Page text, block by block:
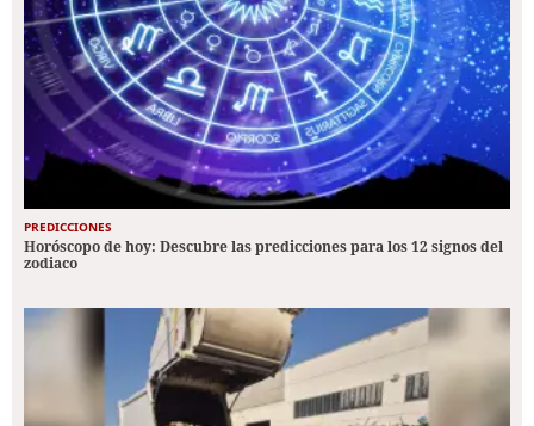
PREDICCIONES
Horóscopo de hoy: Descubre las predicciones para los 12 signos del
zodiaco